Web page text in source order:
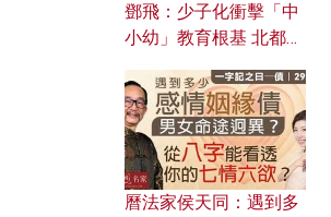
鄧飛：少子化衝擊「中
小幼」教育根基 北都如
曆法家侯天同：遇到多